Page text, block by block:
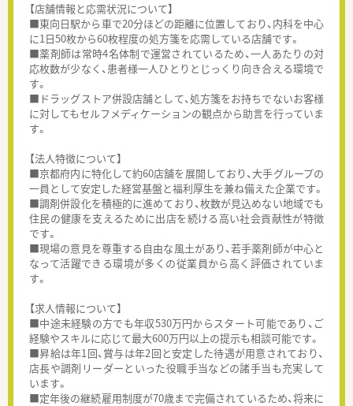
【店舗情報と応需状況について】
■東向日駅から車で20分ほどの距離に位置しており、内科を中心
に1日50枚から60枚程度の処方箋を応需している店舗です。
■薬剤師は常時4名体制で運営されているため、一人あたりの対
応枚数が少なく、患者様一人ひとりとじっくり向き合える環境で
す。
■ドラッグストア併設店舗として、処方箋をお持ちでないお客様
に対してもセルフメディケーションの観点から助言を行っていま
す。
【法人特徴について】
■京都府内に特化して約60店舗を展開しており、大手グループの
一員として安定した経営基盤と福利厚生を兼ね備えた企業です。
■調剤併設化を積極的に進めており、枚数が見込めない地域でも
住民の健康を支えるために出店を続ける高い社会貢献性が特徴
です。
■現場の意見を尊重する自由な風土があり、若手薬剤師が中心と
なって活躍できる環境が多くの従業員から高く評価されていま
す。
【求人情報について】
■中途未経験の方でも年収530万円からスタート可能であり、ご
経験やスキルに応じて最大600万円以上の提示も相談可能です。
■昇給は年1回、賞与は年2回と安定した待遇が用意されており、
店長や調剤リーダーといった役職手当などの諸手当も充実して
います。
■定年後の継続雇用制度が70歳まで完備されているため、将来に